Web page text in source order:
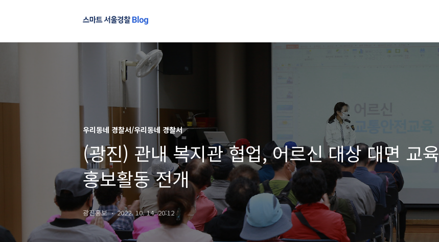
우리동네 경찰서/우리동네 경찰서
(광진) 관내 복지관 협업, 어르신 대상 대면 교육
홍보활동 전개
광진홍보 2022. 10. 14. 20:12